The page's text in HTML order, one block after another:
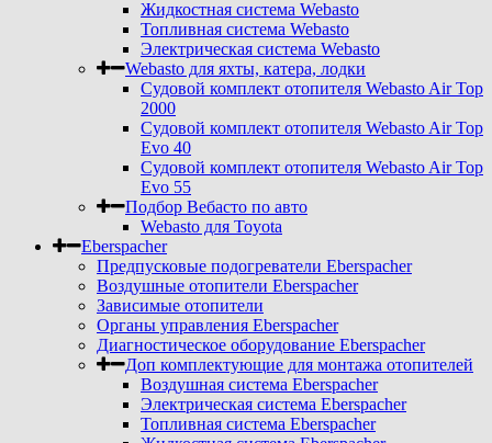
Жидкостная система Webasto
Топливная система Webasto
Электрическая система Webasto
Webasto для яхты, катера, лодки
Судовой комплект отопителя Webasto Air Top
2000
Судовой комплект отопителя Webasto Air Top
Evo 40
Судовой комплект отопителя Webasto Air Top
Evo 55
Подбор Вебасто по авто
Webasto для Toyota
Eberspacher
Предпусковые подогреватели Eberspacher
Воздушные отопители Eberspacher
Зависимые отопители
Органы управления Eberspacher
Диагностическое оборудование Eberspacher
Доп комплектующие для монтажа отопителей
Воздушная система Eberspacher
Электрическая система Eberspacher
Топливная система Eberspacher